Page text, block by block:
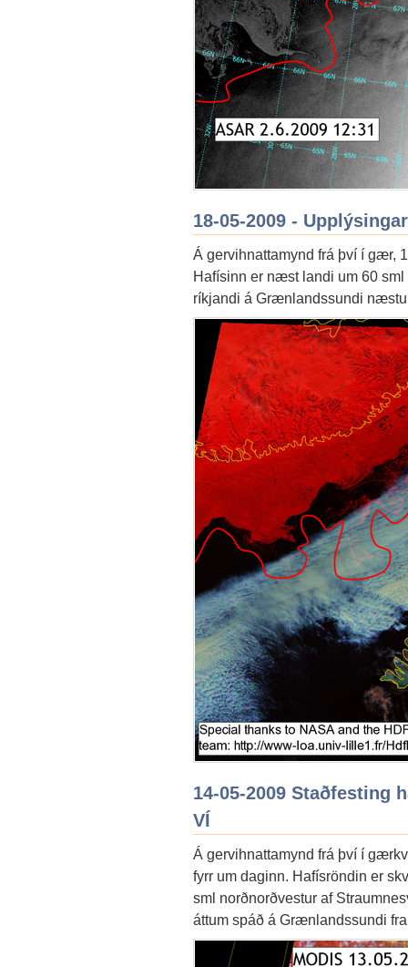
18-05-2009 -
Á gervihnattamynd frá því í gær,
Hafísinn er næst landi um 60
ríkjandi á Grænlandssundi
14-05-2009 Staðfesting
VÍ
Á gervihnattamynd frá því í
fyrr um daginn. Hafísröndin er
sml norðnorðvestur af
áttum spáð á Grænlandssundi